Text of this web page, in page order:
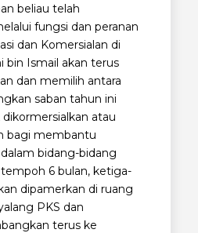
beliau telah
fungsi dan peranan
dan Komersialan di
bin Ismail akan terus
dan memilih antara
saban tahun ini
atau
bagi membantu
bidang-bidang
6 bulan, ketiga-
dipamerkan di ruang
PKS dan
terus ke